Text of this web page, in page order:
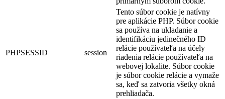
PHPSESSID session
Tento súbor cookie je natívny
pre aplikácie PHP. Súbor cookie
sa používa na ukladanie a
identifikáciu jedinečného ID
relácie používateľa na účely
riadenia relácie používateľa na
webovej lokalite. Súbor cookie
je súbor cookie relácie a vymaže
sa, keď sa zatvoria všetky okná
prehliadača.